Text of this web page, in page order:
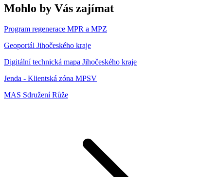
Mohlo by Vás zajímat
Program regenerace MPR a MPZ
Geoportál Jihočeského kraje
Digitální technická mapa Jihočeského kraje
Jenda - Klientská zóna MPSV
MAS Sdružení Růže